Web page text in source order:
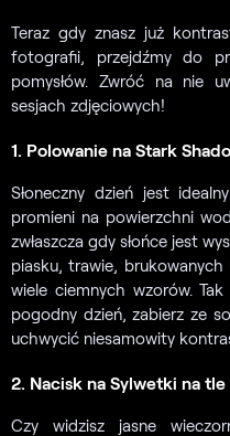
Teraz gdy znasz już
fotografii, przejdźmy do
pomysłów. Zwróć na nie
sesjach zdjęciowych!
1. Polowanie na Stark
Słoneczny dzień jest
promieni na powierzchni
zwłaszcza gdy słońce jest
piasku, trawie,
wiele ciemnych wzorów.
pogodny dzień, zabierz ze
uchwycić niesamowity
2. Nacisk na Sylwetki na tle
Czy widzisz jasne